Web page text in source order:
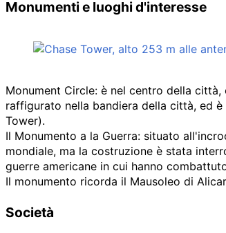
Monumenti e luoghi d'interesse
Monument Circle: è nel centro della
raffigurato nella bandiera della città, ed
Tower).
Il Monumento a la Guerra: situato
mondiale, ma la costruzione è stata
guerre americane in cui hanno
Il monumento ricorda il Mausoleo di
Società